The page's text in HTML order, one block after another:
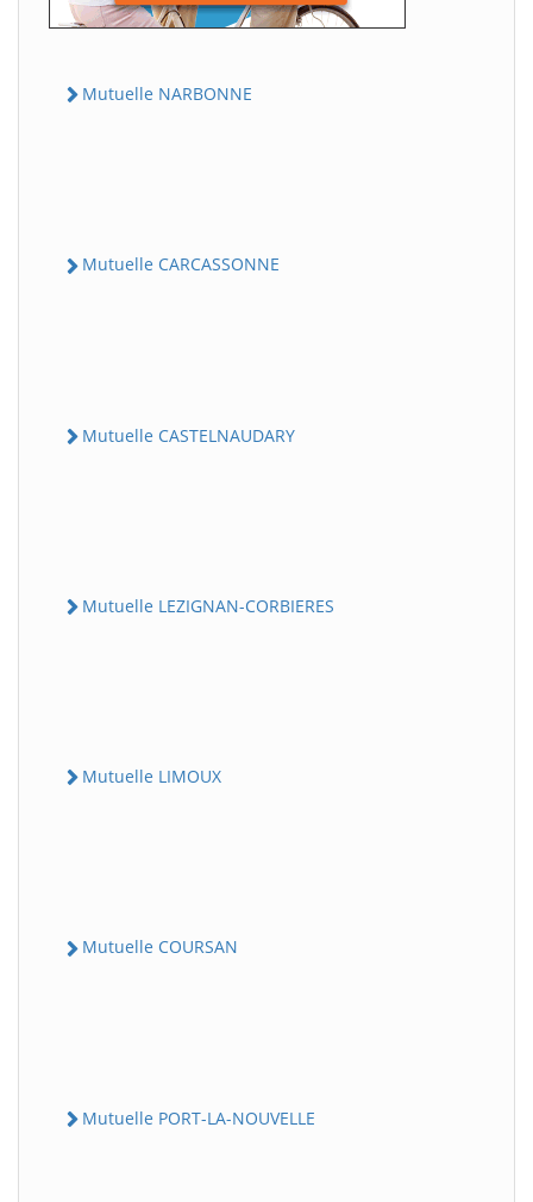
Mutuelle NARBONNE
Mutuelle CARCASSONNE
Mutuelle CASTELNAUDARY
Mutuelle LEZIGNAN-CORBIERES
Mutuelle LIMOUX
Mutuelle COURSAN
Mutuelle PORT-LA-NOUVELLE